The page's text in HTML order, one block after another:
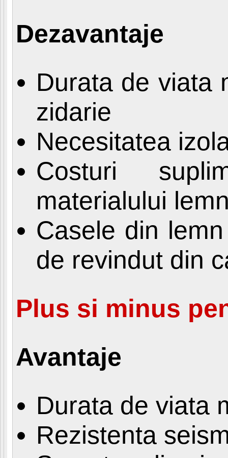
Dezavantaje
Durata de viata
zidarie
Necesitatea
Costuri
materialului
Casele din
de revindut din
Plus si minus
Avantaje
Durata de viata
Rezistenta